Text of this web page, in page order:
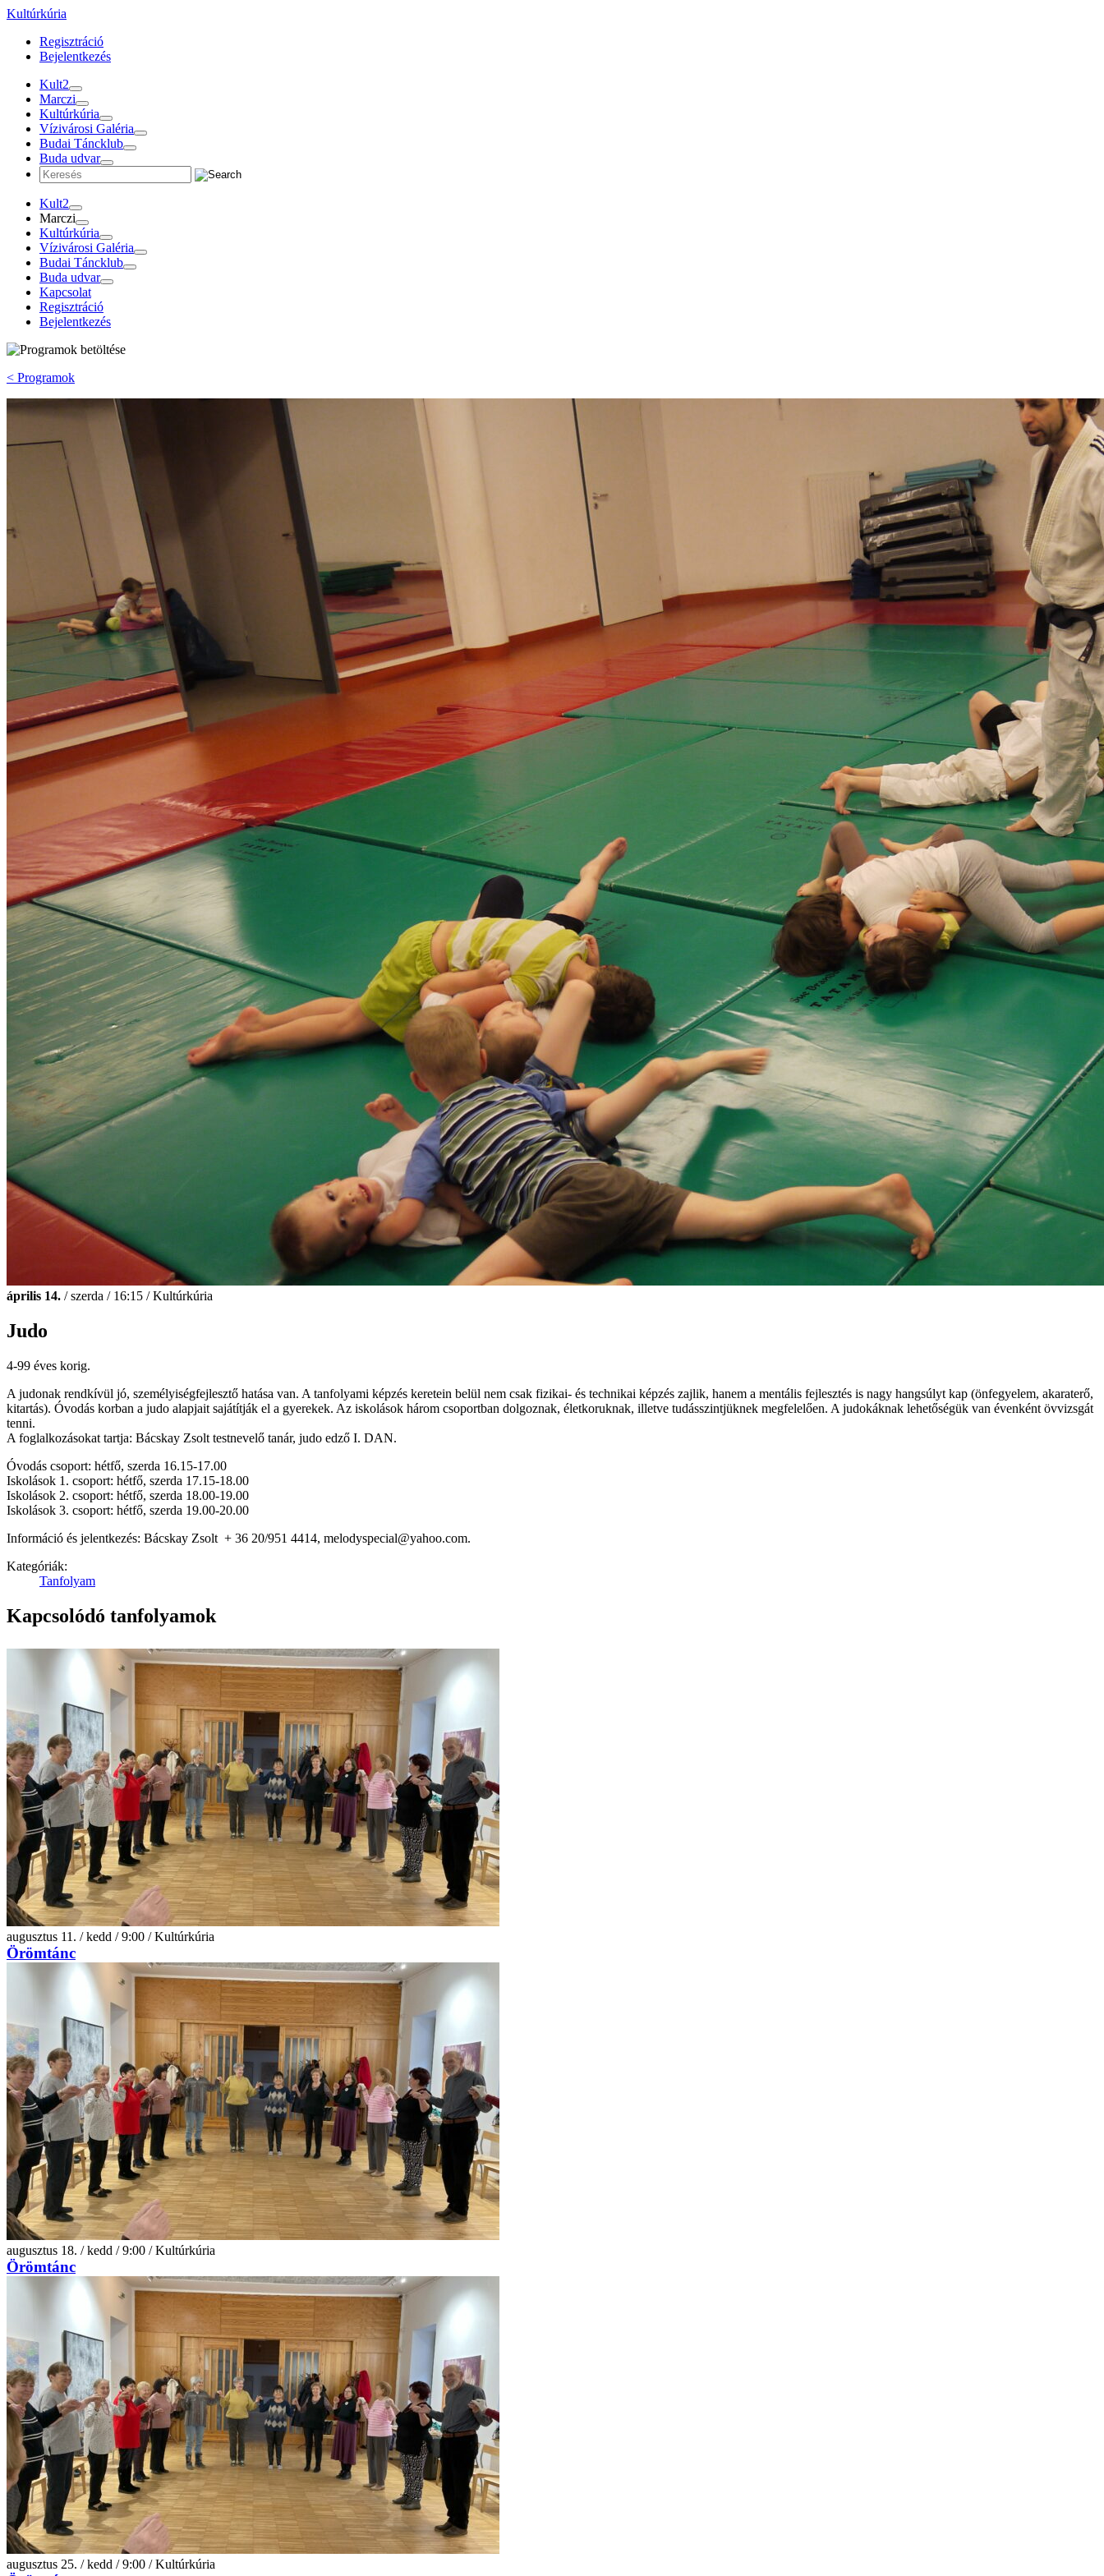
Tovább
tartalomra
Kultúrkúria
Regisztráció
Bejelentkezés
Kult2
Marczi
Kultúrkúria
Vízivárosi Galéria
Budai Táncklub
Buda udvar
Kult2
Marczi
Kultúrkúria
Vízivárosi Galéria
Budai Táncklub
Buda udvar
Kapcsolat
Regisztráció
Bejelentkezés
< Programok
április 14. / szerda / 16:15 / Kultúrkúria
Judo
4-99 éves korig.
A judonak rendkívül jó, személyiségfejlesztő hatása van. A tanfolyami képzés keretein belül nem csak fizikai- és technikai képzés zajlik, hanem a mentális fejlesztés is nagy hangsúlyt kap (önfegyelem, akaraterő,
kitartás). Óvodás korban a judo alapjait sajátítják el a gyerekek. Az iskolások három csoportban dolgoznak, életkoruknak, illetve tudásszintjüknek megfelelően. A judokáknak lehetőségük van évenként övvizsgát
tenni.
A foglalkozásokat tartja: Bácskay Zsolt testnevelő tanár, judo edző I. DAN.
Óvodás csoport: hétfő, szerda 16.15-17.00
Iskolások 1. csoport: hétfő, szerda 17.15-18.00
Iskolások 2. csoport: hétfő, szerda 18.00-19.00
Iskolások 3. csoport: hétfő, szerda 19.00-20.00
Információ és jelentkezés: Bácskay Zsolt + 36 20/951 4414, melodyspecial@yahoo.com.
Kategóriák:
Tanfolyam
Kapcsolódó tanfolyamok
augusztus 11. / kedd / 9:00 / Kultúrkúria
Örömtánc
augusztus 18. / kedd / 9:00 / Kultúrkúria
Örömtánc
augusztus 25. / kedd / 9:00 / Kultúrkúria